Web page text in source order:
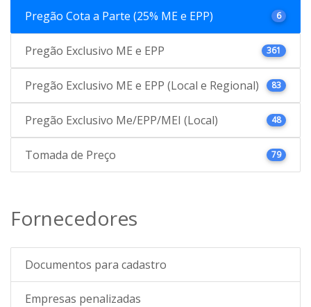
Pregão Cota a Parte (25% ME e EPP) 6
Pregão Exclusivo ME e EPP 361
Pregão Exclusivo ME e EPP (Local e Regional) 83
Pregão Exclusivo Me/EPP/MEI (Local) 48
Tomada de Preço 79
Fornecedores
Documentos para cadastro
Empresas penalizadas